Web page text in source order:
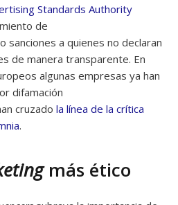
Standards Authority
de
sanciones a quienes no declaran
de manera transparente. En
algunas empresas ya han
difamación
cruzado la línea de la crítica
.
más ético